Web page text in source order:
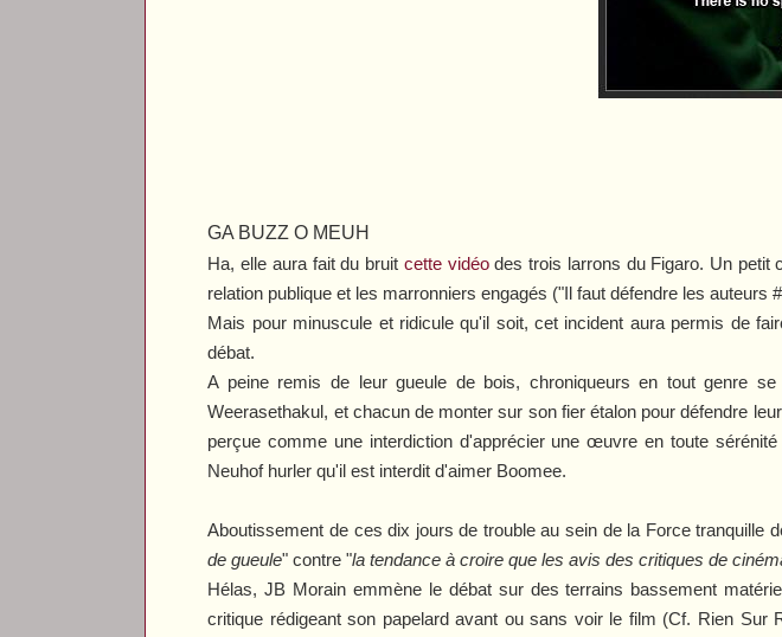
GA BUZZ O MEUH
Ha, elle aura fait du bruit cette vidéodes trois larrons du Figaro. Un petit
relation publique et les marronniers engagés ("Il faut défendre les auteurs
Mais pour minuscule et ridicule qu'il soit, cet incident aura permis de
débat.
A peine remis de leur gueule de bois, chroniqueurs en tout genre
Weerasethakul, et chacun de monter sur son fier étalon pour défendre
perçue comme une interdiction d'apprécier une œuvre en toute
Neuhof hurler qu'il est interdit d'aimer Boomee.
Aboutissement de ces dix jours de trouble au sein de la Force tranquille
de gueule" contre "la tendance à croire que les avis des critiques de
Hélas, JB Morain emmène le débat sur des terrains bassement
critique rédigeant son papelard avant ou sans voir le film (Cf. Rien Sur